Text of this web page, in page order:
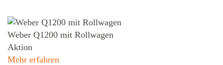
Weber Q1200 mit Rollwagen
Aktion
Mehr erfahren